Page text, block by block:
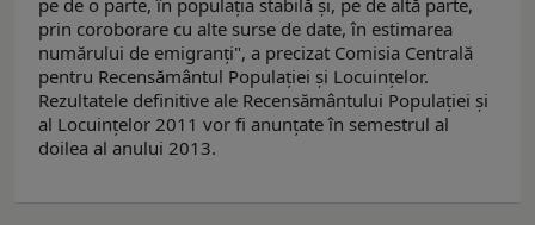
pe de o parte, în populaţia stabilă şi, pe de altă parte,
prin coroborare cu alte surse de date, în estimarea
numărului de emigranţi", a precizat Comisia Centrală
pentru Recensământul Populaţiei şi Locuinţelor.
Rezultatele definitive ale Recensământului Populaţiei şi
al Locuinţelor 2011 vor fi anunţate în semestrul al
doilea al anului 2013.